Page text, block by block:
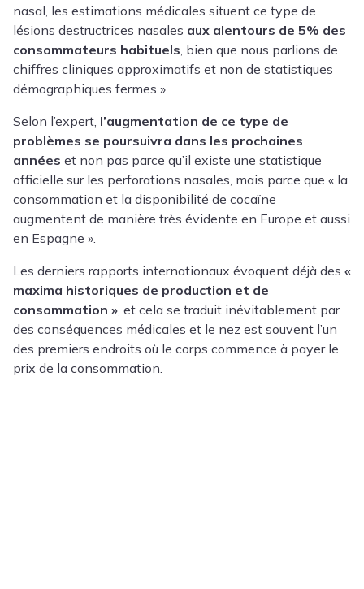
nasal, les estimations médicales situent ce type de
lésions destructrices nasales aux alentours de 5% des
consommateurs habituels , bien que nous parlions de
chiffres cliniques approximatifs et non de statistiques
démographiques fermes ».
Selon l’expert, l’augmentation de ce type de
problèmes se poursuivra dans les prochaines
années et non pas parce qu’il existe une statistique
officielle sur les perforations nasales, mais parce que « la
consommation et la disponibilité de cocaïne
augmentent de manière très évidente en Europe et aussi
en Espagne ».
Les derniers rapports internationaux évoquent déjà des «
maxima historiques de production et de
consommation » , et cela se traduit inévitablement par
des conséquences médicales et le nez est souvent l’un
des premiers endroits où le corps commence à payer le
prix de la consommation.